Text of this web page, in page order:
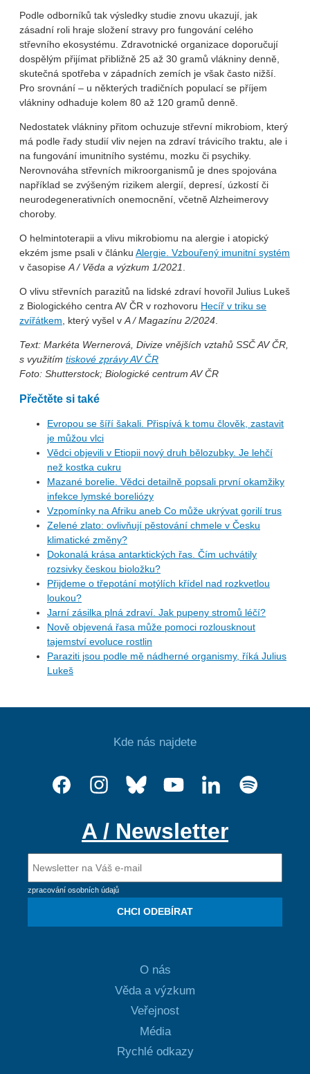
Podle odborníků tak výsledky studie znovu ukazují, jak
zásadní roli hraje složení stravy pro fungování celého
střevního ekosystému. Zdravotnické organizace doporučují
dospělým přijímat přibližně 25 až 30 gramů vlákniny denně,
skutečná spotřeba v západních zemích je však často nižší.
Pro srovnání – u některých tradičních populací se příjem
vlákniny odhaduje kolem 80 až 120 gramů denně.
Nedostatek vlákniny přitom ochuzuje střevní mikrobiom, který
má podle řady studií vliv nejen na zdraví trávicího traktu, ale i
na fungování imunitního systému, mozku či psychiky.
Nerovnováha střevních mikroorganismů je dnes spojována
například se zvýšeným rizikem alergií, depresí, úzkostí či
neurodegenerativních onemocnění, včetně Alzheimerovy
choroby.
O helmintoterapii a vlivu mikrobiomu na alergie i atopický
ekzém jsme psali v článku Alergie. Vzbouřený imunitní systém
v časopise A / Věda a výzkum 1/2021
O vlivu střevních parazitů na lidské zdraví hovořil Julius Lukeš
z Biologického centra AV ČR v rozhovoru Hecíř v triku se
zvířátkem , který vyšel v A / Magazínu 2/2024
Text: Markéta Wernerová, Divize vnějších vztahů SSČ AV ČR,
s využitím tiskové zprávy AV ČR
Foto: Shutterstock; Biologické centrum AV ČR
Přečtěte si také
Evropou se šíří šakali. Přispívá k tomu člověk, zastavit
je můžou vlci
Vědci objevili v Etiopii nový druh bělozubky. Je lehčí
než kostka cukru
Mazané borelie. Vědci detailně popsali první okamžiky
infekce lymské boreliózy
Vzpomínky na Afriku aneb Co může ukrývat gorilí trus
Zelené zlato: ovlivňují pěstování chmele v Česku
klimatické změny?
Dokonalá krása antarktických řas. Čím uchvátily
rozsivky českou bioložku?
Přijdeme o třepotání motýlích křídel nad rozkvetlou
loukou?
Jarní zásilka plná zdraví. Jak pupeny stromů léčí?
Nově objevená řasa může pomoci rozlousknout
tajemství evoluce rostlin
Paraziti jsou podle mě nádherné organismy, říká Julius
Lukeš
Kde nás najdete
A / Newsletter
zpracování osobních údajů
CHCI ODEBÍRAT
O nás
Věda a výzkum
Veřejnost
Média
Rychlé odkazy